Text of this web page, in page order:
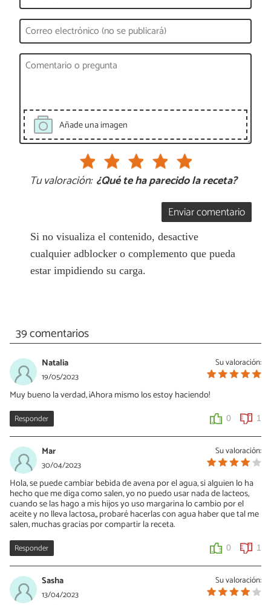
Añade una imagen
Tu valoración: ¿Qué te ha parecido la receta?
Enviar comentario
Si no visualiza el contenido, desactive
cualquier adblocker o complemento que pueda
estar impidiendo su carga.
39 comentarios
Su valoración:
Natalia
19/05/2023
Muy bueno la verdad, ¡Ahora mismo los estoy haciendo!
Responder 0 1
Su valoración:
Mar
30/04/2023
Hola, se puede cambiar bebida de avena por el agua, si alguien lo ha
hecho que me diga como salen, yo no puedo usar nada de lacteos,
cuando se las hago a mis hijos yo uso margarina lo cambio por el
aceite y no lleva lactosa,, probaré hacerlas con agua haber que tal me
salen, muchas gracias por compartir la receta.
Responder 0 1
Su valoración:
Sasha
13/04/2023